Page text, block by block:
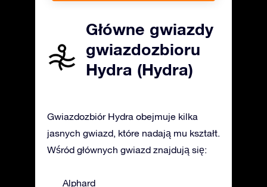
Główne gwiazdy
gwiazdozbioru
Hydra (Hydra)
Gwiazdozbiór Hydra obejmuje kilka
jasnych gwiazd, które nadają mu kształt.
Wśród głównych gwiazd znajdują się:
Alphard